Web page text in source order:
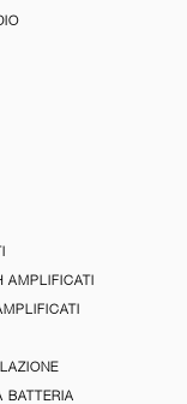
AMPLIFICATI
BATTERIA